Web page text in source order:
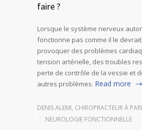
faire ?
Lorsque le système nerveux
fonctionne pas comme il le
provoquer des problèmes
tension artérielle, des troubles
perte de contrôle de la vessie et
autres problèmes. Read more
DENIS ALEMI, CHIROPRACTEUR À
NEUROLOGIE FONCTIONNELLE